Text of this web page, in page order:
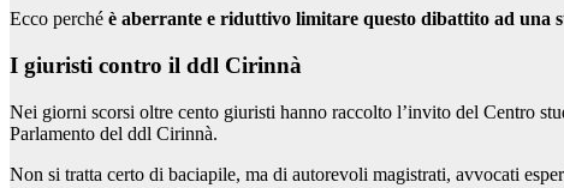
Ecco perché è aberrante e riduttivo limitare questo dibattito ad una
I giuristi contro il ddl Cirinnà
Nei giorni scorsi oltre cento giuristi hanno raccolto l’invito del Centro
Parlamento del ddl Cirinnà.
Non si tratta certo di baciapile, ma di autorevoli magistrati, avvocati